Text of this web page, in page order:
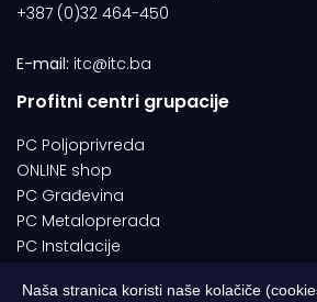
+387 (0)32 464-450
E-mail: itc@itc.ba
Profitni centri grupacije
PC Poljoprivreda
ONLINE shop
PC Građevina
PC Metaloprerada
PC Instalacije
Naša stranica koristi naše kolačiče